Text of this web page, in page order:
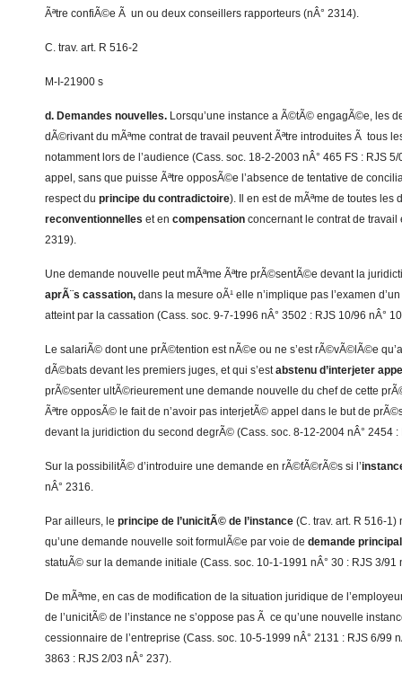
Ãªtre confiÃ©e Ã un ou deux conseillers rapporteurs (nÂ° 2314).
C. trav. art. R 516-2
M-I-21900 s
d. Demandes nouvelles. Lorsqu’une instance a Ã©tÃ© engagÃ©e, les
dÃ©rivant du mÃªme contrat de travail peuvent Ãªtre introduites Ã tous
notamment lors de l’audience (Cass. soc. 18-2-2003 nÂ° 465 FS : RJS 5/
appel, sans que puisse Ãªtre opposÃ©e l’absence de tentative de
respect du principe du contradictoire). Il en est de mÃªme de toutes les
reconventionnelles et en compensation concernant le contrat de travail
2319).
Une demande nouvelle peut mÃªme Ãªtre prÃ©sentÃ©e devant la
aprÃ¨s cassation, dans la mesure oÃ¹ elle n’implique pas l’examen
atteint par la cassation (Cass. soc. 9-7-1996 nÂ° 3502 : RJS 10/96 nÂ°
Le salariÃ© dont une prÃ©tention est nÃ©e ou ne s’est rÃ©vÃ©lÃ©e
dÃ©bats devant les premiers juges, et qui s’estabstenu d’interjeter
prÃ©senter ultÃ©rieurement une demande nouvelle du chef de cette
Ãªtre opposÃ© le fait de n’avoir pas interjetÃ© appel dans le but de
devant la juridiction du second degrÃ© (Cass. soc. 8-12-2004 nÂ° 2454 :
Sur la possibilitÃ© d’introduire une demande en rÃ©fÃ©rÃ©s si l’
nÂ° 2316.
Par ailleurs, le principe de l’unicitÃ© de l’instance (C. trav. art. R 516-1)
qu’une demande nouvelle soit formulÃ©e par voie de demande
statuÃ© sur la demande initiale (Cass. soc. 10-1-1991 nÂ° 30 : RJS 3/91
De mÃªme, en cas de modification de la situation juridique de
de l’unicitÃ© de l’instance ne s’oppose pas Ã ce qu’une nouvelle
cessionnaire de l’entreprise (Cass. soc. 10-5-1999 nÂ° 2131 : RJS 6/99
3863 : RJS 2/03 nÂ° 237).